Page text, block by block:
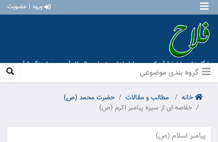
ورود | عضویت
پایگاه نشر و تبلیغ قرآن کریم و معارف اهل بیت علیهم السلام [ موسسه فرهنگی قرآن و
عترت منهاج عشق آباد ]
خانه مطالب و مقالات
حضرت محمد (ص)
خلاصه ای از سیره پیامبر اکرم (ص)
پیامبر اسلام (ص)